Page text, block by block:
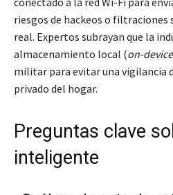
riesgos de hackeos o filtraciones
real. Expertos subrayan que la
almacenamiento local (on-device
militar para evitar una vigilancia
privado del hogar.
Preguntas clave
inteligente